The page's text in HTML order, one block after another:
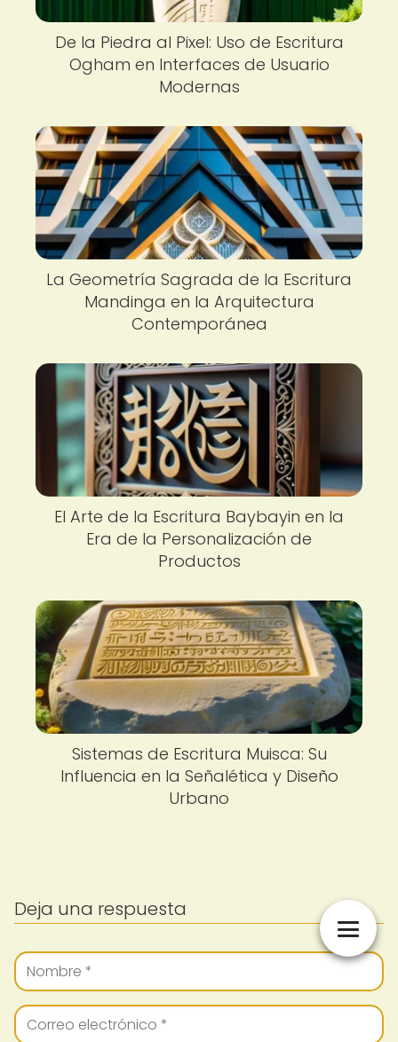
De la Piedra al Pixel: Uso de Escritura
Ogham en Interfaces de Usuario
Modernas
La Geometría Sagrada de la Escritura
Mandinga en la Arquitectura
Contemporánea
El Arte de la Escritura Baybayin en la
Era de la Personalización de
Productos
Sistemas de Escritura Muisca: Su
Influencia en la Señalética y Diseño
Urbano
Deja una respuesta